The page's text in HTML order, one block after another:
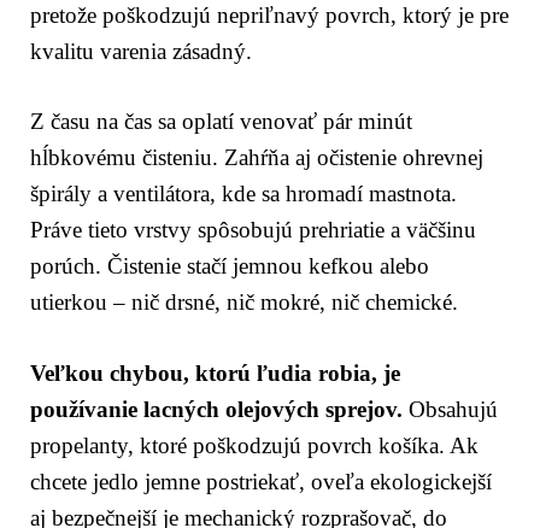
pretože poškodzujú nepriľnavý povrch, ktorý je pre
kvalitu varenia zásadný.
Z času na čas sa oplatí venovať pár minút
hĺbkovému čisteniu. Zahŕňa aj očistenie ohrevnej
špirály a ventilátora, kde sa hromadí mastnota.
Práve tieto vrstvy spôsobujú prehriatie a väčšinu
porúch. Čistenie stačí jemnou kefkou alebo
utierkou – nič drsné, nič mokré, nič chemické.
Veľkou chybou, ktorú ľudia robia, je
používanie lacných olejových sprejov. Obsahujú
propelanty, ktoré poškodzujú povrch košíka. Ak
chcete jedlo jemne postriekať, oveľa ekologickejší
aj bezpečnejší je mechanický rozprašovač, do